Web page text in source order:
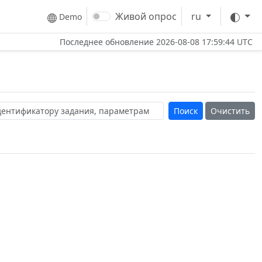
Demo Живой опрос ru
Последнее обновление 2026-08-08 17:59:44 UTC
Очистить